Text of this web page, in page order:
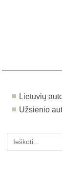
Lietuvių
Užsienio
for: